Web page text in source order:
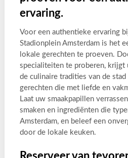
ervaring.
Voor een authentieke ervaring
Stadionplein Amsterdam is het
lokale gerechten te proeven.
specialiteiten te proberen, krijgt
de culinaire tradities van de
gerechten die met liefde en
Laat uw smaakpapillen
smaken en ingrediënten die
Amsterdam, en beleef een
door de lokale keuken.